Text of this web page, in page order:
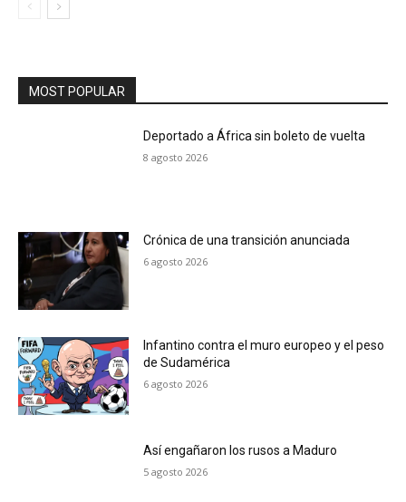
MOST POPULAR
Deportado a África sin boleto de vuelta
8 agosto 2026
Crónica de una transición anunciada
6 agosto 2026
Infantino contra el muro europeo y el peso
de Sudamérica
6 agosto 2026
Así engañaron los rusos a Maduro
5 agosto 2026